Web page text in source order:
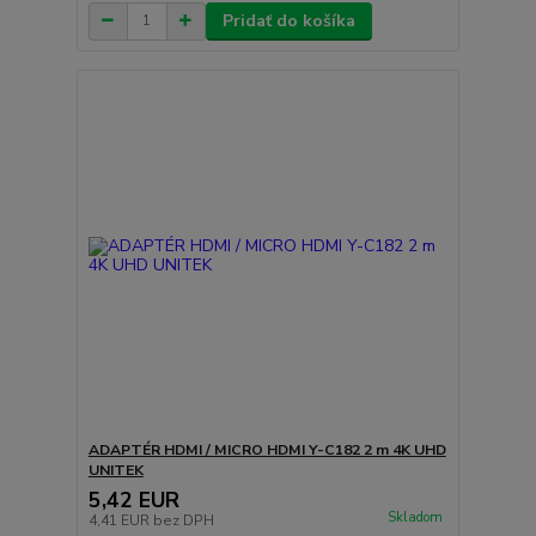
Pridať do košíka
ADAPTÉR HDMI / MICRO HDMI Y-C182 2 m 4K UHD
UNITEK
5,42 EUR
4,41 EUR bez DPH Skladom